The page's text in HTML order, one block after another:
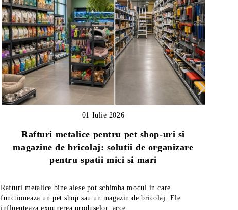
Rafturi metalice pentru pet shop-uri si
magazine de bricolaj: solutii de organizare
pentru spatii mici si mari
01 Iulie 2026
Rafturi metalice bine alese pot schimba modul in care
functioneaza un pet shop sau un magazin de bricolaj. Ele
influenteaza expunerea produselor, acce...